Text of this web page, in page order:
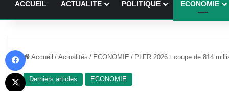
ACCUEIL ACTUALITE POLITIQUE ECONOMIE
Accueil / Actualités / ECONOMIE / PLFR 2026 : coupe de 814
Derniers articles ECONOMIE
X